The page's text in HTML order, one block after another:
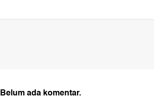
Belum ada komentar.